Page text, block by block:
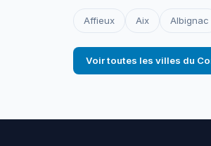
Affieux Aix Albignac
Voir toutes les villes du